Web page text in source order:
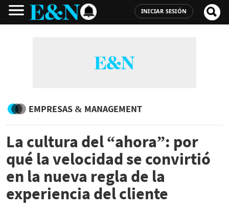
INICIAR SESIÓN
EMPRESAS & MANAGEMENT
La cultura del “ahora”: por
qué la velocidad se convirtió
en la nueva regla de la
experiencia del cliente